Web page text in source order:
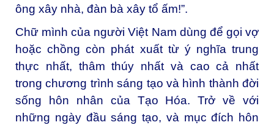
ông xây nhà, đàn bà xây tổ ấm!”.
Chữ mình của người Việt Nam dùng để gọi vợ
hoặc chồng còn phát xuất từ ý nghĩa trung
thực nhất, thâm thúy nhất và cao cả nhất
trong chương trình sáng tạo và hình thành đời
sống hôn nhân của Tạo Hóa. Trở về với
những ngày đầu sáng tạo, và mục đích hôn